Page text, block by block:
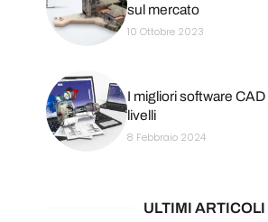
sul mercato
10 Ottobre 2023
I migliori software
livelli
8 Febbraio 2024
ULTIMI ARTICOLI